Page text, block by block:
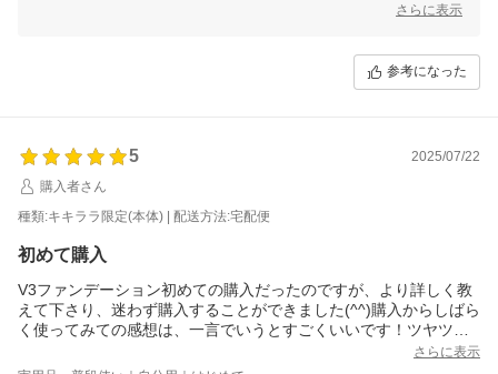
う努めてまいりますので、またのご利用を心よりお待ちしております。
さらに表示
参考になった
5
2025/07/22
購入者さん
種類:キキララ限定(本体) | 配送方法:宅配便
初めて購入
V3ファンデーション初めての購入だったのですが、より詳しく教
えて下さり、迷わず購入することができました(^^)購入からしばら
く使ってみての感想は、一言でいうとすごくいいです！ツヤツヤ
だし乾燥もしないです！キキララパッケージも限定で買えてよか
ったです(^^)！
さらに表示